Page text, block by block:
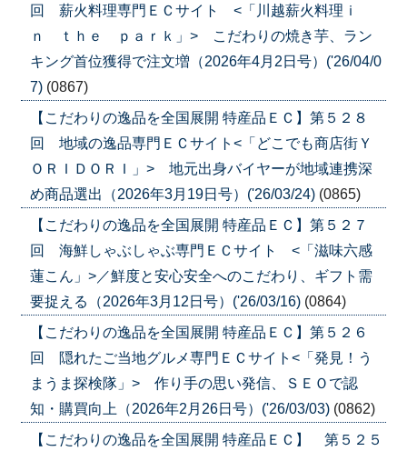
回 薪火料理専門ＥＣサイト <「川越薪火料理ｉ
ｎ ｔｈｅ ｐａｒｋ」> こだわりの焼き芋、ラン
キング首位獲得で注文増（2026年4月2日号）('26/04/0
7) (0867)
【こだわりの逸品を全国展開 特産品ＥＣ】第５２８
回 地域の逸品専門ＥＣサイト<「どこでも商店街Ｙ
ＯＲＩＤＯＲＩ」> 地元出身バイヤーが地域連携深
め商品選出（2026年3月19日号）('26/03/24) (0865)
【こだわりの逸品を全国展開 特産品ＥＣ】第５２７
回 海鮮しゃぶしゃぶ専門ＥＣサイト <「滋味六感
蓮こん」>／鮮度と安心安全へのこだわり、ギフト需
要捉える（2026年3月12日号）('26/03/16) (0864)
【こだわりの逸品を全国展開 特産品ＥＣ】第５２６
回 隠れたご当地グルメ専門ＥＣサイト<「発見！う
まうま探検隊」> 作り手の思い発信、ＳＥＯで認
知・購買向上（2026年2月26日号）('26/03/03) (0862)
【こだわりの逸品を全国展開 特産品ＥＣ】 第５２５